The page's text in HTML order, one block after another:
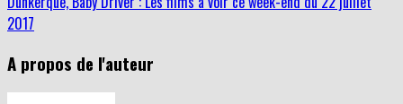
2017
A propos de l'auteur